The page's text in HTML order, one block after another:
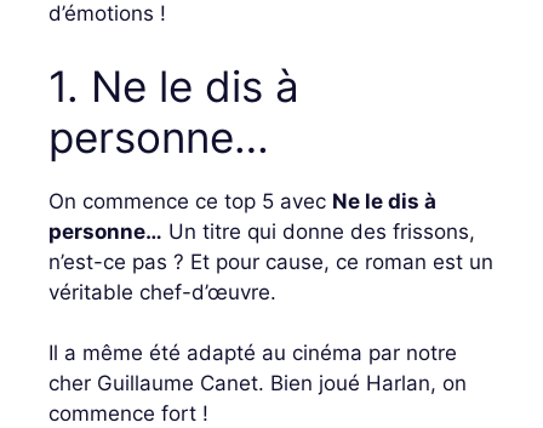
d’émotions !
1. Ne le dis à
personne…
On commence ce top 5 avec Ne le dis à
personne… Un titre qui donne des frissons,
n’est-ce pas ? Et pour cause, ce roman est un
véritable chef-d’œuvre.
Il a même été adapté au cinéma par notre
cher Guillaume Canet. Bien joué Harlan, on
commence fort !